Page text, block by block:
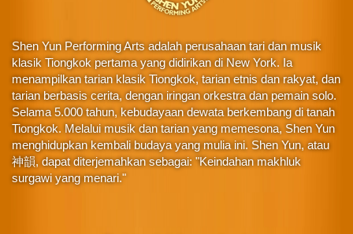
Shen Yun Performing Arts adalah perusahaan tari dan musik
klasik Tiongkok pertama yang didirikan di New York. Ia
menampilkan tarian klasik Tiongkok, tarian etnis dan rakyat, dan
tarian berbasis cerita, dengan iringan orkestra dan pemain solo.
Selama 5.000 tahun, kebudayaan dewata berkembang di tanah
Tiongkok. Melalui musik dan tarian yang memesona, Shen Yun
menghidupkan kembali budaya yang mulia ini. Shen Yun, atau
神韻, dapat diterjemahkan sebagai: "Keindahan makhluk
surgawi yang menari."